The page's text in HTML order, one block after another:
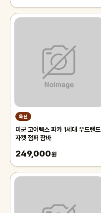
옥션
미군 고어텍스 파카 1세대 우드랜드
자켓 점퍼 잠바
249,000원